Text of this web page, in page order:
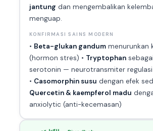
jantung dan mengembalikan
menguap.
KONFIRMASI SAINS MODERN
• Beta-glukan gandummenurunkan
(hormon stres) • Tryptophan
serotonin — neurotransmiter
• Casomorphin susu dengan efek
Quercetin & kaempferol madu
anxiolytic (anti-kecemasan)